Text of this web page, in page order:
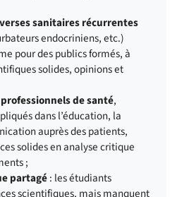
sanitaires récurrentes
endocriniens, etc.)
pour des publics formés, à
solides, opinions et
de santé,
dans l’éducation, la
auprès des patients,
solides en analyse critique
;
partagé: les étudiants
scientifiques, mais manquent